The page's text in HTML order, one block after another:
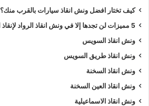
كيف تختار افضل ونش انقاذ سيارات بالقرب منك؟
5 مميزات لن تجدها إلا في ونش انقاذ الرواد لإنقاذ السيارات !
ونش انقاذ السويس
ونش انقاذ طريق السويس
ونش انقاذ السخنة
ونش انقاذ العين السخنة
ونش انقاذ الاسماعيلية